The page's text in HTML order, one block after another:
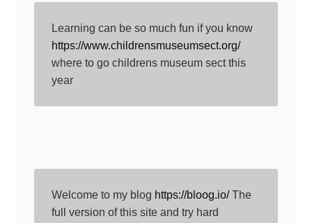
https://www.childrensmuseumsect.org/
where to go childrens museum sect this
year
Welcome to my blog https://bloog.io/ The
full version of this site and try hard